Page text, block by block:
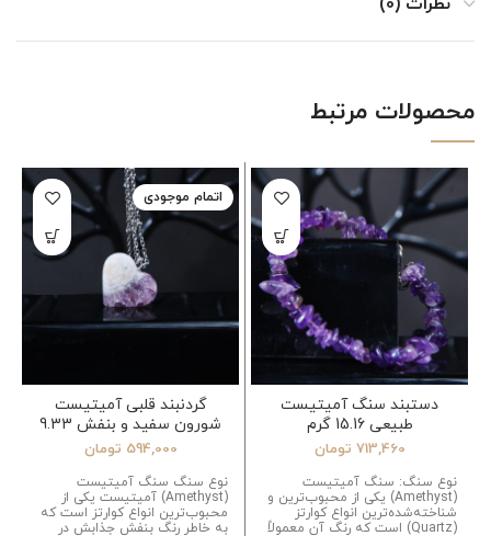
محصولات مرتبط
دستبند سنگ آمیتیست
طبیعی 15.16 گرم
713,460 تومان
نوع سنگ: سنگ آمیتیست
(Amethyst) یکی از محبوب‌ترین و
شناخته‌شده‌ترین انواع کوارتز
(Quartz) است که رنگ آن معمولاً
اتمام موجودی
گردنبند قلبی آمیتیست
شورون سفید و بنفش 9.33
گرم (زنجیر استیل رنگ ثابت)
594,000 تومان
نوع سنگ سنگ آمیتیست
(Amethyst) آمیتیست یکی از
محبوب‌ترین انواع کوارتز است که
به خاطر رنگ بنفش جذابش در